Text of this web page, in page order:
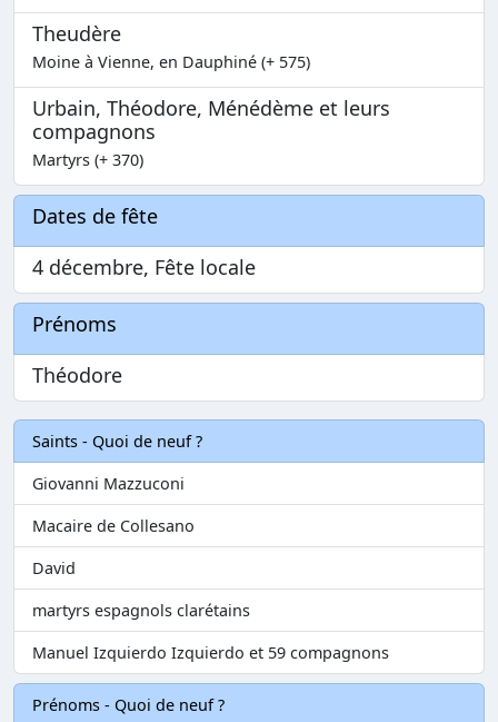
Theudère
Moine à Vienne, en Dauphiné (+ 575)
Urbain, Théodore, Ménédème et leurs
compagnons
Martyrs (+ 370)
Dates de fête
4 décembre, Fête locale
Prénoms
Théodore
Saints - Quoi de neuf ?
Giovanni Mazzuconi
Macaire de Collesano
David
martyrs espagnols clarétains
Manuel Izquierdo Izquierdo et 59 compagnons
Prénoms - Quoi de neuf ?